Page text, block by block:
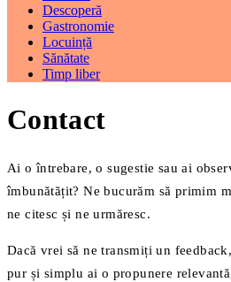
Descoperă
Gastronomie
Locuință
Sănătate
Timp liber
Contact
Ai o întrebare, o sugestie sau ai
îmbunătățit? Ne bucurăm să primim
ne citesc și ne urmăresc.
Dacă vrei să ne transmiți un
pur și simplu ai o propunere